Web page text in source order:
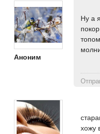
Аноним
Ну а
хожу